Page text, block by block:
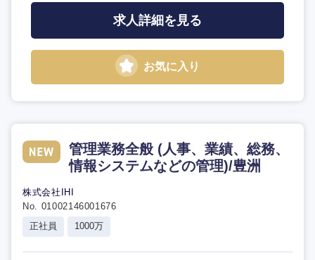
求人詳細を見る
お気に入り
管理業務全般 (人事、業績、総務、
情報システムなどの管理)/豊洲
株式会社IHI
No. 01002146001676
正社員
1000万